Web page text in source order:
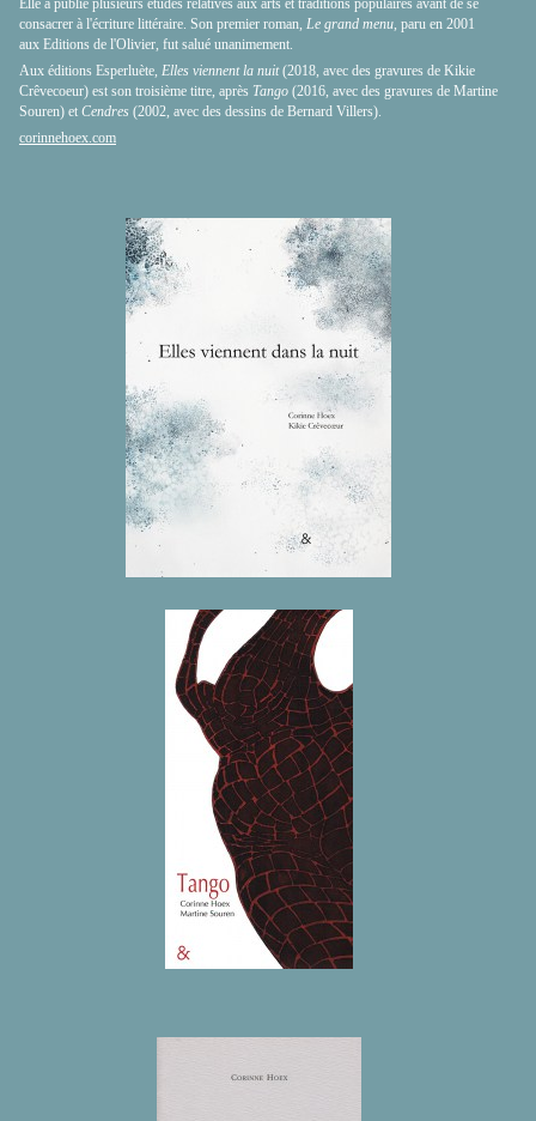
consacrer à l'écriture littéraire. Son premier roman, Le grand menu , paru en 2001
aux Editions de l'Olivier, fut salué unanimement.
Aux éditions Esperluète, Elles viennent la nuit(2018, avec des gravures de Kikie
Crêvecoeur) est son troisième titre, après Tango (2016, avec des gravures de Martine
Souren) et Cendres (2002, avec des dessins de Bernard Villers).
corinnehoex.com